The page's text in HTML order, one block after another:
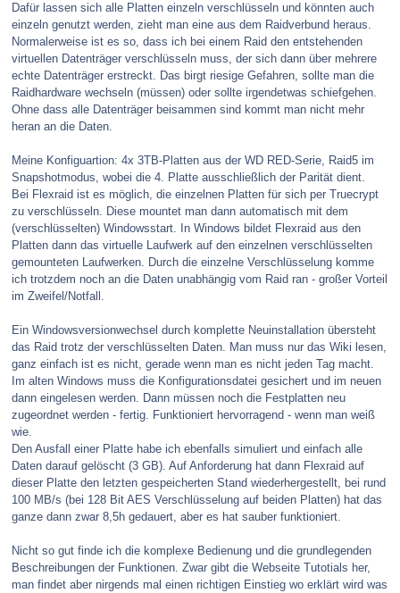
Dafür lassen sich alle Platten einzeln verschlüsseln und könnten auch
einzeln genutzt werden, zieht man eine aus dem Raidverbund heraus.
Normalerweise ist es so, dass ich bei einem Raid den entstehenden
virtuellen Datenträger verschlüsseln muss, der sich dann über mehrere
echte Datenträger erstreckt. Das birgt riesige Gefahren, sollte man die
Raidhardware wechseln (müssen) oder sollte irgendetwas schiefgehen.
Ohne dass alle Datenträger beisammen sind kommt man nicht mehr
heran an die Daten.
Meine Konfiguartion: 4x 3TB-Platten aus der WD RED-Serie, Raid5 im
Snapshotmodus, wobei die 4. Platte ausschließlich der Parität dient.
Bei Flexraid ist es möglich, die einzelnen Platten für sich per Truecrypt
zu verschlüsseln. Diese mountet man dann automatisch mit dem
(verschlüsselten) Windowsstart. In Windows bildet Flexraid aus den
Platten dann das virtuelle Laufwerk auf den einzelnen verschlüsselten
gemounteten Laufwerken. Durch die einzelne Verschlüsselung komme
ich trotzdem noch an die Daten unabhängig vom Raid ran - großer Vorteil
im Zweifel/Notfall.
Ein Windowsversionwechsel durch komplette Neuinstallation übersteht
das Raid trotz der verschlüsselten Daten. Man muss nur das Wiki lesen,
ganz einfach ist es nicht, gerade wenn man es nicht jeden Tag macht.
Im alten Windows muss die Konfigurationsdatei gesichert und im neuen
dann eingelesen werden. Dann müssen noch die Festplatten neu
zugeordnet werden - fertig. Funktioniert hervorragend - wenn man weiß
wie.
Den Ausfall einer Platte habe ich ebenfalls simuliert und einfach alle
Daten darauf gelöscht (3 GB). Auf Anforderung hat dann Flexraid auf
dieser Platte den letzten gespeicherten Stand wiederhergestellt, bei rund
100 MB/s (bei 128 Bit AES Verschlüsselung auf beiden Platten) hat das
ganze dann zwar 8,5h gedauert, aber es hat sauber funktioniert.
Nicht so gut finde ich die komplexe Bedienung und die grundlegenden
Beschreibungen der Funktionen. Zwar gibt die Webseite Tutotials her,
man findet aber nirgends mal einen richtigen Einstieg wo erklärt wird was